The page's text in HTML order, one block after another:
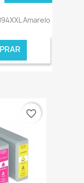
Amarelo
favorite_border